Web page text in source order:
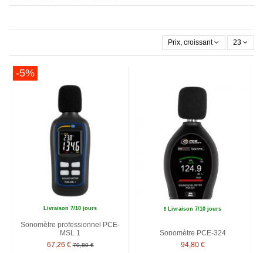
Prix, croissant 23
-5%
Livraison 7/10 jours
Sonomètre professionnel PCE-
MSL 1
67,26 € 70,80 €
Livraison 7/10 jours
Sonomètre PCE-324
94,80 €